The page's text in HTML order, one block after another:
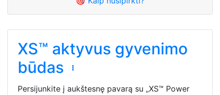
XS™ aktyvus gyvenimo
būdas
Persijunkite į aukštesnę pavarą su „XS™ Power